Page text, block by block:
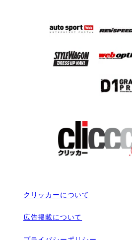
クリッカーについて
広告掲載について